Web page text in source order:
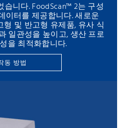
니다. FoodScan™ 2는 구성
이터를 제공합니다. 새로운
형 및 반고형 유제품, 유사 식
일관성을 높이고, 생산 프로
을 최적화합니다.
동 방법